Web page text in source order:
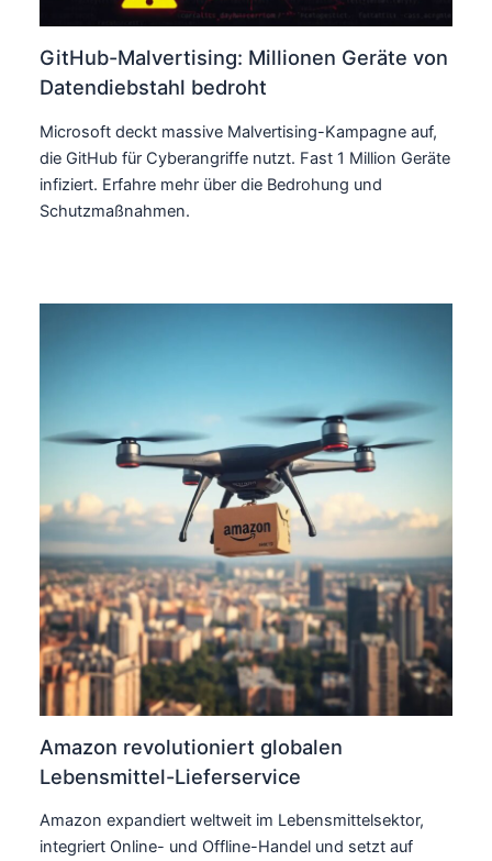
GitHub-Malvertising: Millionen Geräte von
Datendiebstahl bedroht
Microsoft deckt massive Malvertising-Kampagne auf,
die GitHub für Cyberangriffe nutzt. Fast 1 Million Geräte
infiziert. Erfahre mehr über die Bedrohung und
Schutzmaßnahmen.
Amazon revolutioniert globalen
Lebensmittel-Lieferservice
Amazon expandiert weltweit im Lebensmittelsektor,
integriert Online- und Offline-Handel und setzt auf